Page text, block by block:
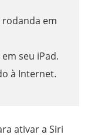
rodanda em
seu iPad.
à Internet.
ativar a Siri